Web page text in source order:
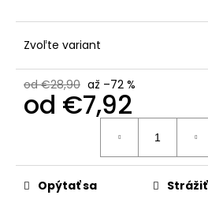
Zvoľte variant
od €28,90 až –72 %
od €7,92
Opýtať sa Strážiť